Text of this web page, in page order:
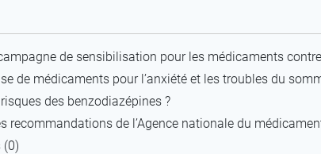
de sensibilisation pour les médicaments contre
de médicaments pour l’anxiété et les troubles du
des benzodiazépines ?
recommandations de l’Agence nationale du
(0)